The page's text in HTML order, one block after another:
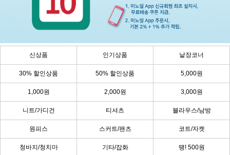
신상품 인기상품 낱장코너
30% 할인상품 50% 할인상품 5,000원
1,000원 2,000원 3,000원
니트/가디건 티셔츠 블라우스/남방
원피스 스커트/팬츠 코트/자켓
청바지/청치마 기타/잡화 땡! 500원